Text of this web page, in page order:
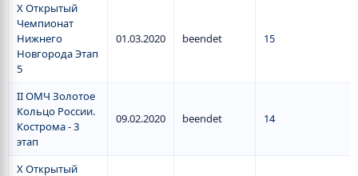
X Открытый
Чемпионат
Нижнего
Новгорода Этап
5
01.03.2020 beendet 15
II ОМЧ Золотое
Кольцо России.
Кострома - 3
этап
09.02.2020 beendet 14
X Открытый